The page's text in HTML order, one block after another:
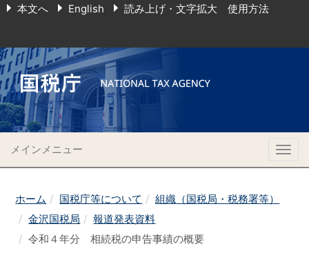
本文へ English 読み上げ・文字拡大 使用方法
メインメニュー
ホーム 国税庁等について
組織（国税局・税務署等）
金沢国税局
報道発表資料
令和４年分 相続税の申告事績の概要